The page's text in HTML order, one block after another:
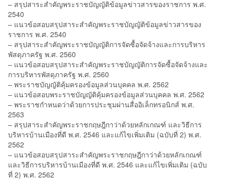
– สรุปสาระสำคัญพระราชบัญญัติข้อมูลข่าวสารของราชการ พ.ศ.
2540
– แนวข้อสอบสรุปสาระสำคัญพระราชบัญญัติข้อมูลข่าวสารของ
ราชการ พ.ศ. 2540
– สรุปสาระสำคัญพระราชบัญญัติการจัดซื้อจัดจ้างและการบริหาร
พัสดุภาครัฐ พ.ศ. 2560
– แนวข้อสอบสรุปสาระสำคัญพระราชบัญญัติการจัดซื้อจัดจ้างและ
การบริหารพัสดุภาครัฐ พ.ศ. 2560
– พระราชบัญญัติคุ้มครองข้อมูลส่วนบุคคล พ.ศ. 2562
– แนวข้อสอบพระราชบัญญัติคุ้มครองข้อมูลส่วนบุคคล พ.ศ. 2562
– พระราชกำหนดว่าด้วยการประชุมผ่านสื่ออิเล็กทรอนิกส์ พ.ศ.
2563
– สรุปสาระสำคัญพระราชกฤษฎีกาว่าด้วยหลักเกณฑ์ และวิธีการ
บริหารบ้านเมืองที่ดี พ.ศ. 2546 และแก้ไขเพิ่มเติม (ฉบับที่ 2) พ.ศ.
2562
– แนวข้อสอบสรุปสาระสำคัญพระราชกฤษฎีกาว่าด้วยหลักเกณฑ์
และวิธีการบริหารบ้านเมืองที่ดี พ.ศ. 2546 และแก้ไขเพิ่มเติม (ฉบับ
ที่ 2) พ.ศ. 2562